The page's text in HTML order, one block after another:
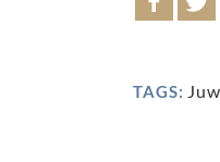
TAGS: